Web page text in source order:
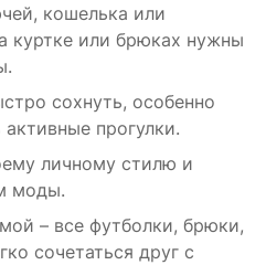
кошелька или
куртке или брюках нужны
сохнуть, особенно
прогулки.
личному стилю и
моды.
– все футболки, брюки,
сочетаться друг с